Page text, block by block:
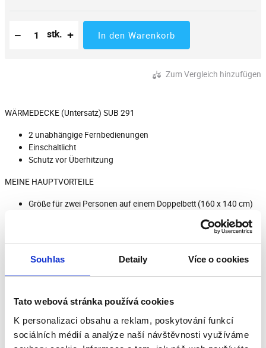
Souhlas Detaily Více o cookies
Tato webová stránka používá cookies
K personalizaci obsahu a reklam, poskytování funkcí
sociálních médií a analýze naší návštěvnosti využíváme
−
Reduzierung der Menge
Anzahl der Stücke
stk. + In den Warenkorb
Zum Vergleich hinzufügen
WÄRMEDECKE (Untersatz) SUB 291
2 unabhängige Fernbedienungen
Einschaltlicht
Schutz vor Überhitzung
MEINE HAUPTVORTEILE
Größe für zwei Personen auf einem Doppelbett (160 x 140 cm)
Material: 100 % Polyester (künstliches Schafsvlies)
Schutz vor Überhitzung
ABMESSUNGEN UND SPEZIFIKATIONEN